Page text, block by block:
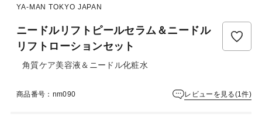
YA-MAN TOKYO JAPAN
ニードルリフトピールセラム＆ニードル
リフトローションセット
角質ケア美容液＆ニードル化粧水
商品番号：nm090 レビューを見る(1件)